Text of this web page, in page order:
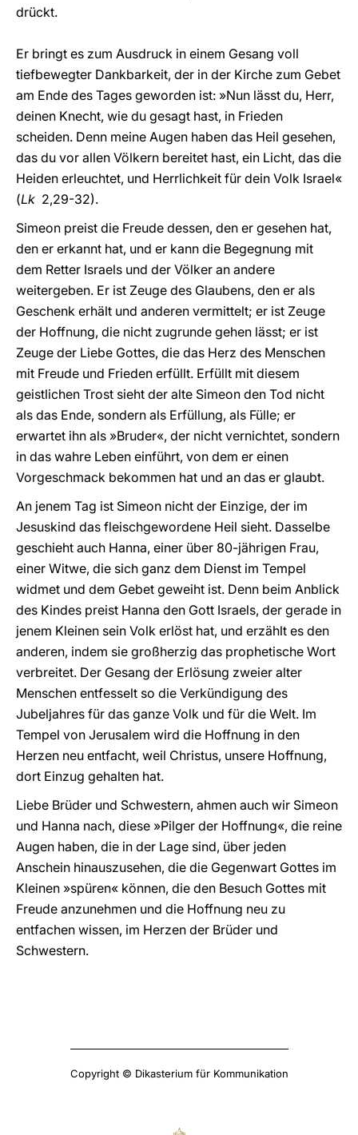
drückt.
Er bringt es zum Ausdruck in einem Gesang voll
tiefbewegter Dankbarkeit, der in der Kirche zum Gebet
am Ende des Tages geworden ist: »Nun lässt du, Herr,
deinen Knecht, wie du gesagt hast, in Frieden
scheiden. Denn meine Augen haben das Heil gesehen,
das du vor allen Völkern bereitet hast, ein Licht, das die
Heiden erleuchtet, und Herrlichkeit für dein Volk Israel«
(Lk 2,29-32).
Simeon preist die Freude dessen, den er gesehen hat,
den er erkannt hat, und er kann die Begegnung mit
dem Retter Israels und der Völker an andere
weitergeben. Er ist Zeuge des Glaubens, den er als
Geschenk erhält und anderen vermittelt; er ist Zeuge
der Hoffnung, die nicht zugrunde gehen lässt; er ist
Zeuge der Liebe Gottes, die das Herz des Menschen
mit Freude und Frieden erfüllt. Erfüllt mit diesem
geistlichen Trost sieht der alte Simeon den Tod nicht
als das Ende, sondern als Erfüllung, als Fülle; er
erwartet ihn als »Bruder«, der nicht vernichtet, sondern
in das wahre Leben einführt, von dem er einen
Vorgeschmack bekommen hat und an das er glaubt.
An jenem Tag ist Simeon nicht der Einzige, der im
Jesuskind das fleischgewordene Heil sieht. Dasselbe
geschieht auch Hanna, einer über 80-jährigen Frau,
einer Witwe, die sich ganz dem Dienst im Tempel
widmet und dem Gebet geweiht ist. Denn beim Anblick
des Kindes preist Hanna den Gott Israels, der gerade in
jenem Kleinen sein Volk erlöst hat, und erzählt es den
anderen, indem sie großherzig das prophetische Wort
verbreitet. Der Gesang der Erlösung zweier alter
Menschen entfesselt so die Verkündigung des
Jubeljahres für das ganze Volk und für die Welt. Im
Tempel von Jerusalem wird die Hoffnung in den
Herzen neu entfacht, weil Christus, unsere Hoffnung,
dort Einzug gehalten hat.
Liebe Brüder und Schwestern, ahmen auch wir Simeon
und Hanna nach, diese »Pilger der Hoffnung«, die reine
Augen haben, die in der Lage sind, über jeden
Anschein hinauszusehen, die die Gegenwart Gottes im
Kleinen »spüren« können, die den Besuch Gottes mit
Freude anzunehmen und die Hoffnung neu zu
entfachen wissen, im Herzen der Brüder und
Schwestern.
Copyright © Dikasterium für Kommunikation